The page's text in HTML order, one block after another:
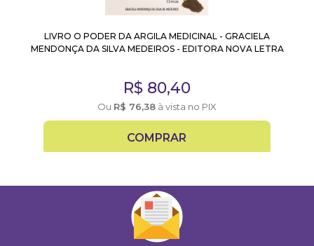
LIVRO O PODER DA ARGILA MEDICINAL - GRACIELA
MENDONÇA DA SILVA MEDEIROS - EDITORA NOVA LETRA
R$ 80,40
Ou R$ 76,38 à vista no PIX
COMPRAR